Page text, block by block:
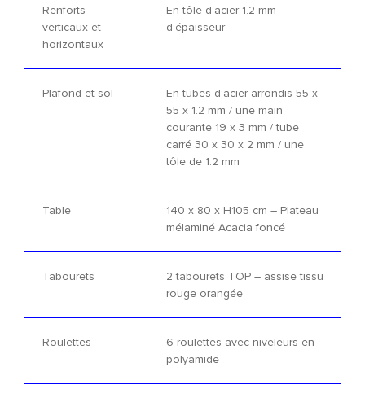
Renforts
verticaux et
horizontaux
En tôle d’acier 1.2 mm
d’épaisseur
Plafond et sol
En tubes d’acier arrondis 55 x
55 x 1.2 mm / une main
courante 19 x 3 mm / tube
carré 30 x 30 x 2 mm / une
tôle de 1.2 mm
Table
140 x 80 x H105 cm – Plateau
mélaminé Acacia foncé
Tabourets
2 tabourets TOP – assise tissu
rouge orangée
Roulettes
6 roulettes avec niveleurs en
polyamide